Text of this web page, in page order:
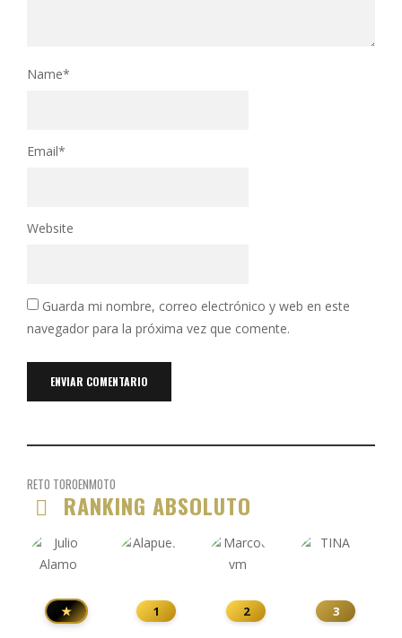
Name*
Email*
Website
Guarda mi nombre, correo electrónico y web en este
navegador para la próxima vez que comente.
RETO TOROENMOTO
RANKING ABSOLUTO
★ 1 2 3